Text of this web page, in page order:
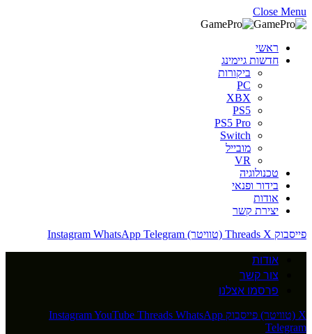
Close Menu
ראשי
חדשות גיימינג
ביקורות
PC
XBX
PS5
PS5 Pro
Switch
מובייל
VR
טכנולוגיה
בידור ופנאי
אודות
יצירת קשר
פייסבוק
Threads X (טוויטר) Instagram WhatsApp Telegram
אודות
צור קשר
פרסמו אצלנו
X (טוויטר) פייסבוק InstagramYouTube Threads WhatsApp
Telegram